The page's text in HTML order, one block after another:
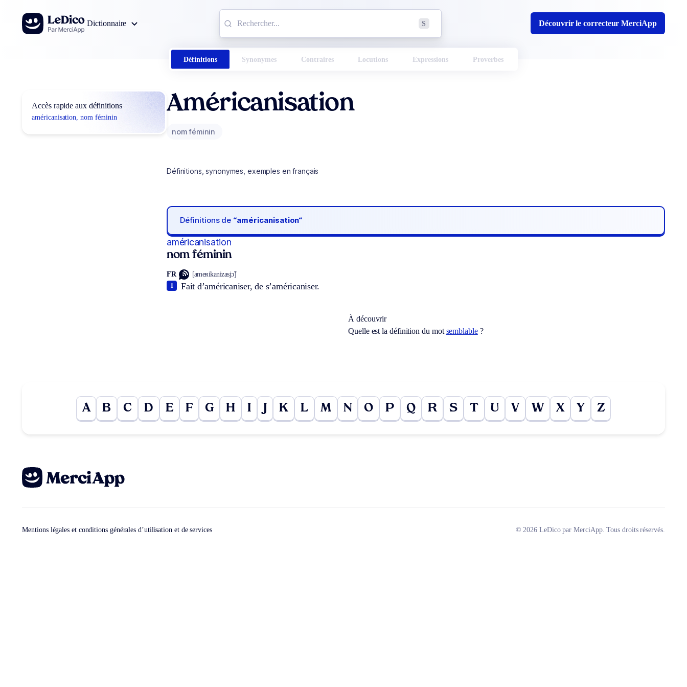
Aller au contenu
Dictionnaire
S Découvrir le correcteur MerciApp
Définitions Synonymes Contraires Locutions Expressions Proverbes
Accès rapide aux définitions
américanisation, nom féminin
Américanisation
nom féminin
Définitions, synonymes, exemples en français
Définitions de “américanisation“
américanisation
nom féminin
FR [ameʀikanizasjɔ̃]
Fait d’américaniser, de s’américaniser.
1
À découvrir
Quelle est la définition du mot semblable?
A B C D E F G H I K L M N O P Q R S T U V W X Y Z
Mentions légales et conditions générales d’utilisation et de services © 2026 LeDico par MerciApp. Tous droits réservés.